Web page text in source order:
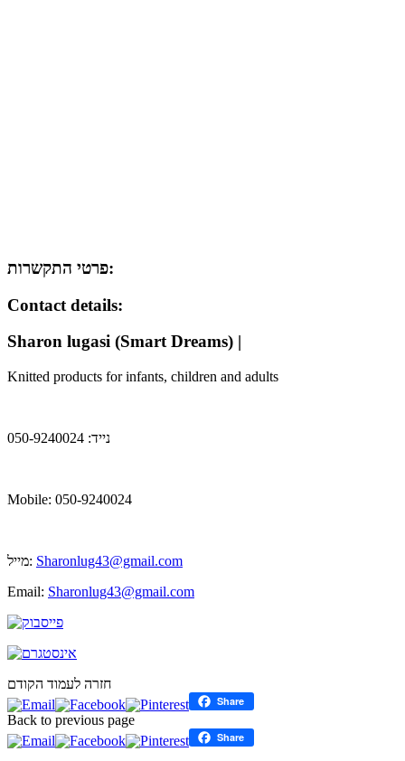
פרטי התקשרות:
Contact details:
Sharon lugasi (Smart Dreams) |
Knitted products for infants, children and adults
נייד: 050-9240024
Mobile: 050-9240024
מייל: Sharonlug43@gmail.com
Email: Sharonlug43@gmail.com
חזרה לעמוד הקודם
Share
Back to previous page
Share